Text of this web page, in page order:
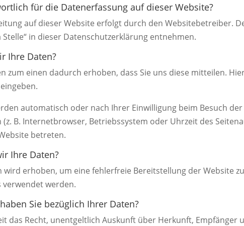
für die Datenerfassung auf dieser Website?
auf dieser Website erfolgt durch den Websitebetreiber.
in dieser Datenschutzerklärung entnehmen.
Ihre Daten?
zum einen dadurch erhoben, dass Sie uns diese mitteilen.
automatisch oder nach Ihrer Einwilligung beim Besuch
(z. B. Internetbrowser, Betriebssystem oder Uhrzeit des
betreten.
Ihre Daten?
wird erhoben, um eine fehlerfreie Bereitstellung der Website
werden.
Sie bezüglich Ihrer Daten?
das Recht, unentgeltlich Auskunft über Herkunft,